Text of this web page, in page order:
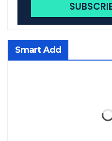
Smart Add